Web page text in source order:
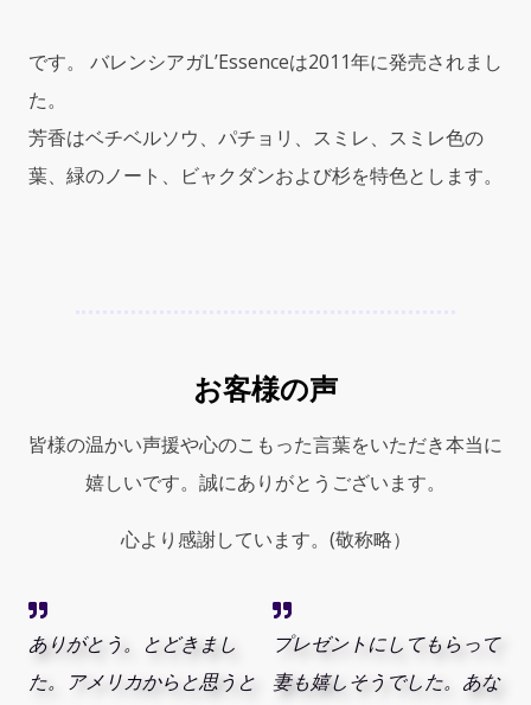
ン
ス)
1.7oz
(50ml)
EDP
です。 バレンシアガL’Essenceは2011年に発売されまし
た。
芳香はベチベルソウ、パチョリ、スミレ、スミレ色の
葉、緑のノート、ビャクダンおよび杉を特色とします。
お客様の声
皆様の温かい声援や心のこもった言葉をいただき本当に
嬉しいです。誠にありがとうございます。
心より感謝しています。(敬称略）
ありがとう。とどきまし
た。アメリカからと思うと
プレゼントにしてもらって
妻も嬉しそうでした。あな